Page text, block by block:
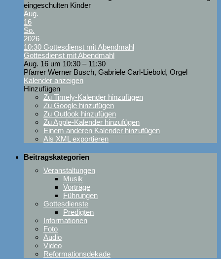
eingeschulten Kinder
Aug.
16
So.
2026
10:30 Gottesdienst mit Abendmahl
Gottesdienst mit Abendmahl
Aug. 16 um 10:30 – 11:30
Pfarrer Werner Busch, Gabriele Carl-Liebold, Orgel
Kalender anzeigen
Hinzufügen
Zu Timely-Kalender hinzufügen
Zu Google hinzufügen
Zu Outlook hinzufügen
Zu Apple-Kalender hinzufügen
Einem anderen Kalender hinzufügen
Als XML exportieren
Beitragskategorien
Veranstaltungen
Musik
Vorträge
Führungen
Gottesdienste
Predigten
Informationen
Foto
Audio
Video
Reformationsdekade